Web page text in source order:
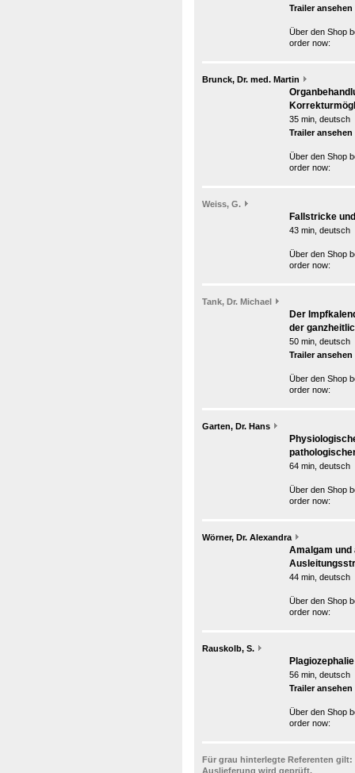
Trailer ansehen
Über den Shop
order now:
Brunck, Dr. med. Martin
35 min, deutsch
Trailer ansehen
Über den Shop
order now:
Weiss, G.
Fallstricke
43 min, deutsch
Über den Shop
order now:
Tank, Dr. Michael
Der
der
50 min, deutsch
Trailer ansehen
Über den Shop
order now:
Garten, Dr. Hans
64 min, deutsch
Über den Shop
order now:
Wörner, Dr. Alexandra
Amalgam und
44 min, deutsch
Über den Shop
order now:
Rauskolb, S.
56 min, deutsch
Trailer ansehen
Über den Shop
order now:
Für grau hinterlegte Referenten gilt:
Auslieferung wird geprüft.